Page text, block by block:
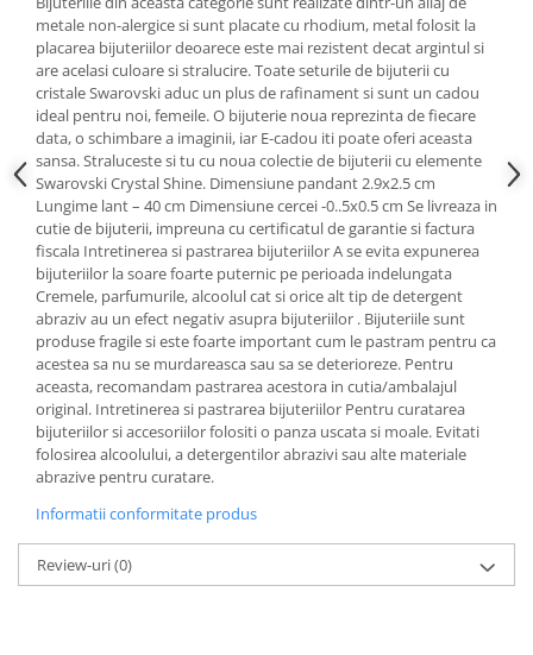
Cadouri pentru Doctori
Cadouri pentru Sfânta Maria
Martisoare
metale non-alergice si sunt placate cu rhodium, metal folosit la
placarea bijuteriilor deoarece este mai rezistent decat argintul si
are acelasi culoare si stralucire. Toate seturile de bijuterii cu
cristale Swarovski aduc un plus de rafinament si sunt un cadou
ideal pentru noi, femeile. O bijuterie noua reprezinta de fiecare
data, o schimbare a imaginii, iar E-cadou iti poate oferi aceasta
sansa. Straluceste si tu cu noua colectie de bijuterii cu elemente
Swarovski Crystal Shine. Dimensiune pandant 2.9x2.5 cm
Lungime lant – 40 cm Dimensiune cercei -0..5x0.5 cm Se livreaza in
cutie de bijuterii, impreuna cu certificatul de garantie si factura
fiscala Intretinerea si pastrarea bijuteriilor A se evita expunerea
bijuteriilor la soare foarte puternic pe perioada indelungata
Cremele, parfumurile, alcoolul cat si orice alt tip de detergent
abraziv au un efect negativ asupra bijuteriilor . Bijuteriile sunt
produse fragile si este foarte important cum le pastram pentru ca
acestea sa nu se murdareasca sau sa se deterioreze. Pentru
aceasta, recomandam pastrarea acestora in cutia/ambalajul
original. Intretinerea si pastrarea bijuteriilor Pentru curatarea
bijuteriilor si accesoriilor folositi o panza uscata si moale. Evitati
folosirea alcoolului, a detergentilor abrazivi sau alte materiale
abrazive pentru curatare.
Informatii conformitate produs
Review-uri(0)